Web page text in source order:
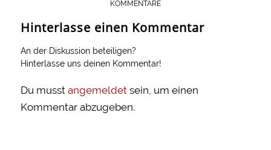
KOMMENTARE
Hinterlasse einen Kommentar
An der Diskussion beteiligen?
Hinterlasse uns deinen Kommentar!
Du musst angemeldetsein, um einen
Kommentar abzugeben.